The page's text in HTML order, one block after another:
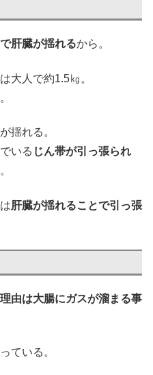
肝臓が揺れるから。
大人で約1.5㎏。
揺れる。
いる じん帯が引っ張られ
肝臓が揺れることで引っ張
理由は大腸にガスが溜まる事
ている。